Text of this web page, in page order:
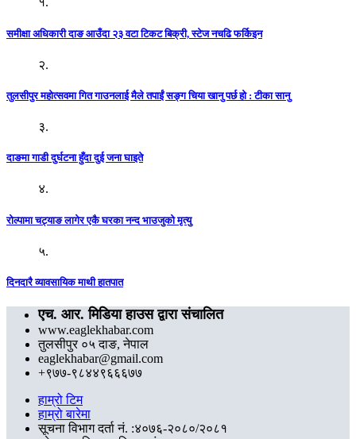
समीक्षा अधिकारी दाङ आउँदा २३ वटा टिकट बिक्री, स्टेज नचढि फर्किइन
२.
तुलसीपुर महोत्सवमा गित गाउनलाई मैले तपाईं सङ्ग चिया खानु पर्छ हो : टीका सानु
३.
दाङमा गाडी दुर्घटना हुँदा दुई जना घाइते
४.
रोल्पामा चट्याङ लागेर एकै घरका नन्द भाउजुको मृत्यु
५.
दिनदारै व्यावसायिक माथी हातपात
एच. आर. मिडिया हाउस द्वारा संचालित
www.eaglekhabar.com
तुलसीपुर ०५ दाङ, नेपाल
eaglekhabar@gmail.com
+९७७-९८४४९६६६७७
हाम्रो टिम
हाम्रो बारेमा
सूचना विभाग दर्ता नं. :४०७६-२०८०/२०८१